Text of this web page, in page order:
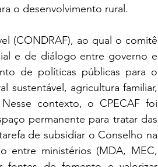
o desenvolvimento rural.
(CONDRAF), ao qual o comitê
e de diálogo entre governo e
de políticas públicas para o
sustentável, agricultura familiar,
contexto, o CPECAF foi
permanente para tratar das
de subsidiar o Conselho na
entre ministérios (MDA, MEC,